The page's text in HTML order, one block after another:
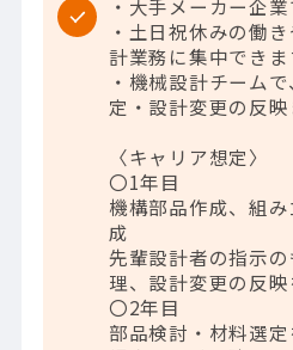
・大手メーカー企
・土日祝休みの働
計業務に集中できま
・機械設計チーム
定・設計変更の反
〈キャリア想定〉
〇1年目
機構部品作成、組
成
先輩設計者の指示
理、設計変更の反映
〇2年目
部品検討・材料選